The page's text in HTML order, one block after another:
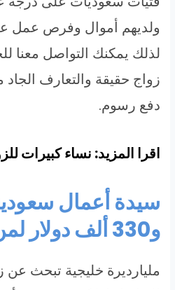
ولديهم أموال وفرص عمل
لذلك يمكنك التواصل
زواج حقيقة والتعارف
دفع رسوم.
اقرا المزيد: نساء كبيرات
سيدة أعمال
و330 ألف دولار لمن يتزوجها
مليارديرة خليجية تبحث عن